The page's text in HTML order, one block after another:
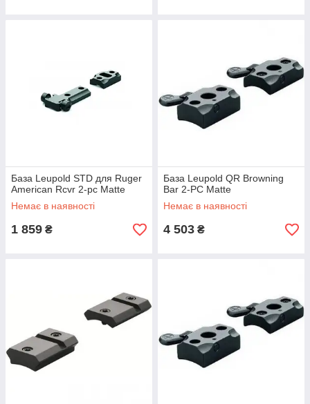
База Leupold STD для Ruger
American Rcvr 2-pc Matte
Немає в наявності
1 859 ₴
База Leupold QR Browning
Bar 2-PC Matte
Немає в наявності
4 503 ₴